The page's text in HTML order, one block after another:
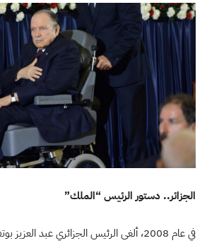
الجزائر.. دستور الرئيس “الملك”
في عام 2008، ألغى الرئيس الجزائري عبد